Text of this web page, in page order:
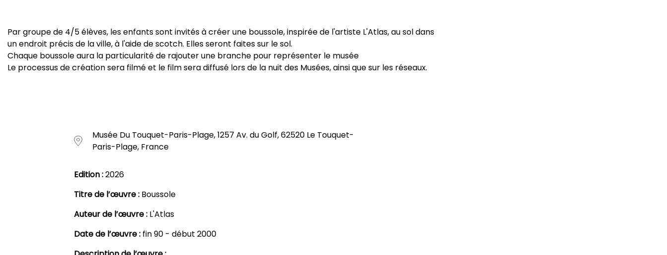
Par groupe de 4/5 élèves, les enfants sont invités à créer une boussole, inspirée de l'artiste L'Atlas, au sol dans
un endroit précis de la ville, à l'aide de scotch. Elles seront faites sur le sol.
Chaque boussole aura la particularité de rajouter une branche pour représenter le musée
Le processus de création sera filmé et le film sera diffusé lors de la nuit des Musées, ainsi que sur les réseaux.
Musée Du Touquet-Paris-Plage, 1257 Av. du Golf, 62520 Le Touquet-
Paris-Plage, France
Edition :2026
Titre de l’œuvre : Boussole
Auteur de l’œuvre : L'Atlas
Date de l’œuvre : fin 90 - début 2000